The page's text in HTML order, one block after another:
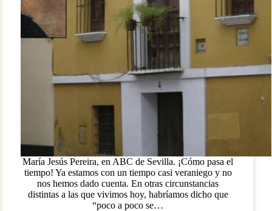
María Jesús Pereira, en ABC de Sevilla. ¡Cómo pasa el
tiempo! Ya estamos con un tiempo casi veraniego y no
nos hemos dado cuenta. En otras circunstancias
distintas a las que vivimos hoy, habríamos dicho que
“poco a poco se…